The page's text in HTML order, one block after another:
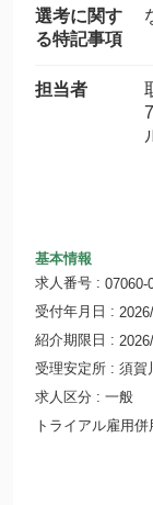
選考に関す
る特記事項
担当者
基本情報
求人番号
07060-
受付年月日
紹介期限日
受理安定所
須賀
求人区分
一般
トライアル雇用併